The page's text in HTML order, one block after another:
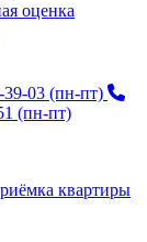
оценка
39-03 (пн-пт)
(пн-пт)
квартиры